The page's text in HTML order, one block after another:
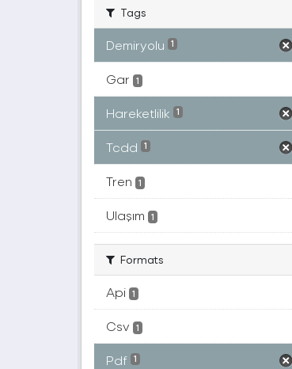
Tags
Demiryolu 1
Gar 1
Hareketlilik 1
Tcdd 1
Tren 1
Ulaşım 1
Formats
Api 1
Csv 1
Pdf 1